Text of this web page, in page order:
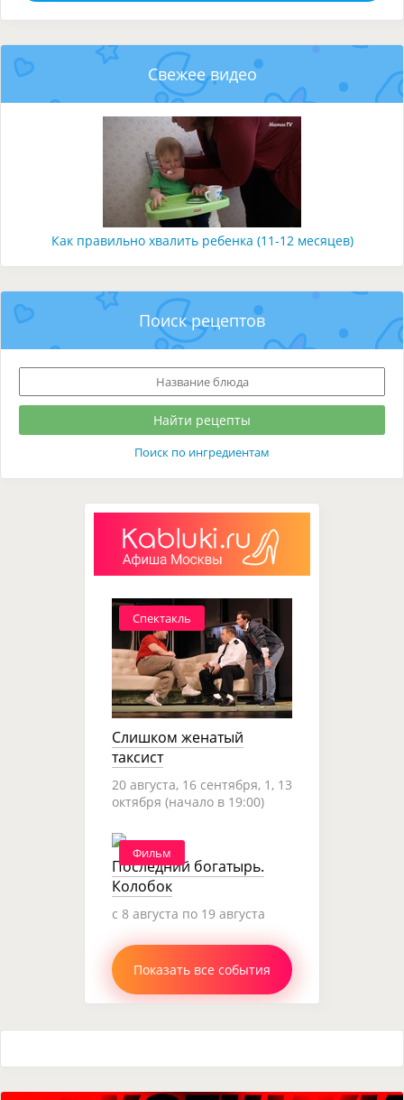
Свежее видео
Как правильно хвалить ребенка (11-12 месяцев)
Поиск рецептов
Поиск по ингредиентам
Спектакль
Слишком женатый
таксист
20 августа, 16 сентября, 1, 13
октября (начало в 19:00)
Фильм
Последний богатырь.
Колобок
c 8 августа по 19 августа
Показать все события